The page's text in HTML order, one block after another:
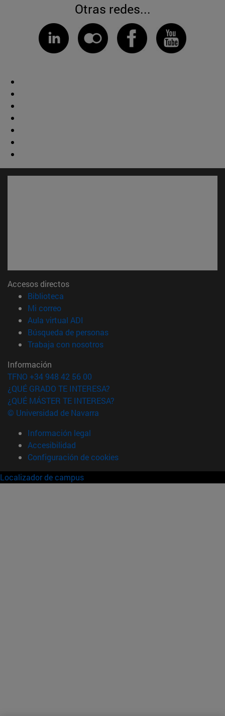
Otras redes...
Accesos directos
Biblioteca
Mi correo(abre en nueva ventana)
Aula virtual ADI
Búsqueda de personas(abre en nueva ventana)
Trabaja con nosotros(abre en nueva ventana)
Información
TFNO +34 948 42 56 00
¿QUÉ GRADO TE INTERESA?
¿QUÉ MÁSTER TE INTERESA?
© Universidad de Navarra
Información legal
Accesibilidad
Configuración de cookies
Localizador de campus